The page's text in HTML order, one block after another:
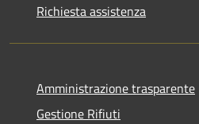
Richiesta assistenza
Amministrazione trasparente
Gestione Rifiuti